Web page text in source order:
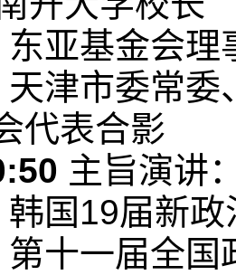
亚基金会理
津市委常委
代表合影
主旨演讲
国19届新政
十一届全国